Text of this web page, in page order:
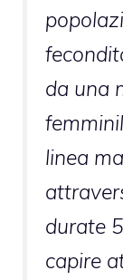
da una
linea
durate
capire